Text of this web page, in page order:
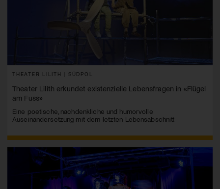
THEATER LILITH | SÜDPOL
Theater Lilith erkundet existenzielle Lebensfragen in «Flügel
am Fuss»
Eine poetische, nachdenkliche und humorvolle
Auseinandersetzung mit dem letzten Lebensabschnitt